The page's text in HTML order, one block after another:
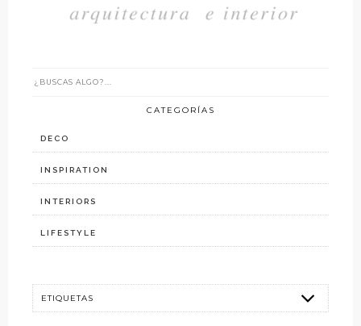
CATEGORÍAS
DECO
INSPIRATION
INTERIORS
LIFESTYLE